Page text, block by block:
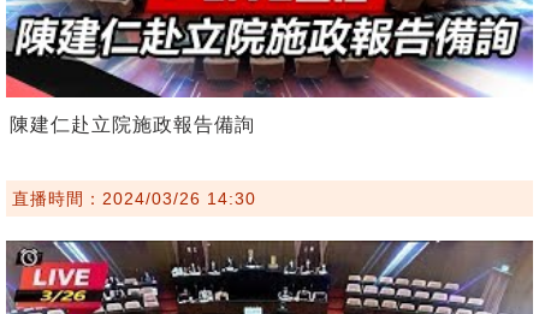
陳建仁赴立院施政報告備詢
直播時間：2024/03/26 14:30